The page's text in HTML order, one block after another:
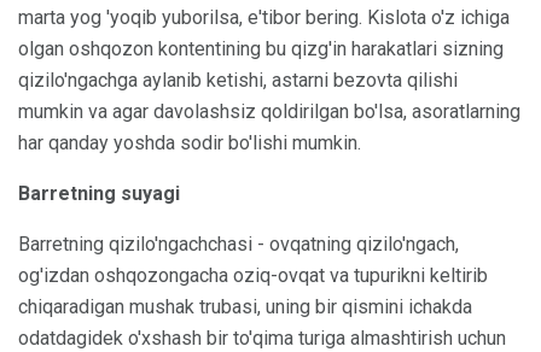
marta yog 'yoqib yuborilsa, e'tibor bering. Kislota o'z ichiga
olgan oshqozon kontentining bu qizg'in harakatlari sizning
qizilo'ngachga aylanib ketishi, astarni bezovta qilishi
mumkin va agar davolashsiz qoldirilgan bo'lsa, asoratlarning
har qanday yoshda sodir bo'lishi mumkin.
Barretning suyagi
Barretning qizilo'ngachchasi - ovqatning qizilo'ngach,
og'izdan oshqozongacha oziq-ovqat va tupurikni keltirib
chiqaradigan mushak trubasi, uning bir qismini ichakda
odatdagidek o'xshash bir to'qima turiga almashtirish uchun